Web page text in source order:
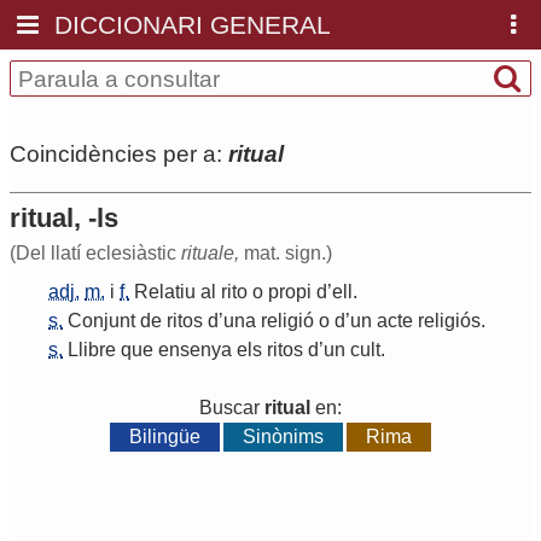
DICCIONARI GENERAL
Coincidències per a: ritual
ritual, -ls
(Del llatí eclesiàstic rituale, mat. sign.)
adj. m. i f. Relatiu al rito o propi d’ell .
s. Conjunt de ritos d’una religió o d’un acte religiós.
s. Llibre que ensenya els ritos d’un cult.
Buscar ritual en:
Bilingüe
Sinònims Rima